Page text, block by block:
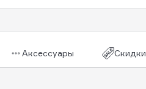
Аксессуары Скидки